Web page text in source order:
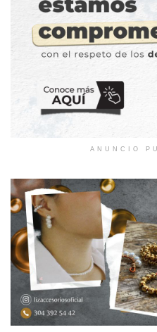
ANUNCIO